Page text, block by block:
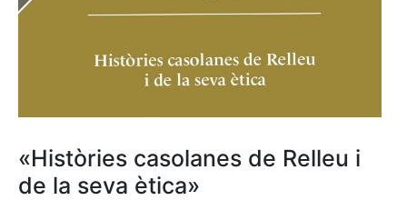
«Històries casolanes de Relleu i
de la seva ètica»